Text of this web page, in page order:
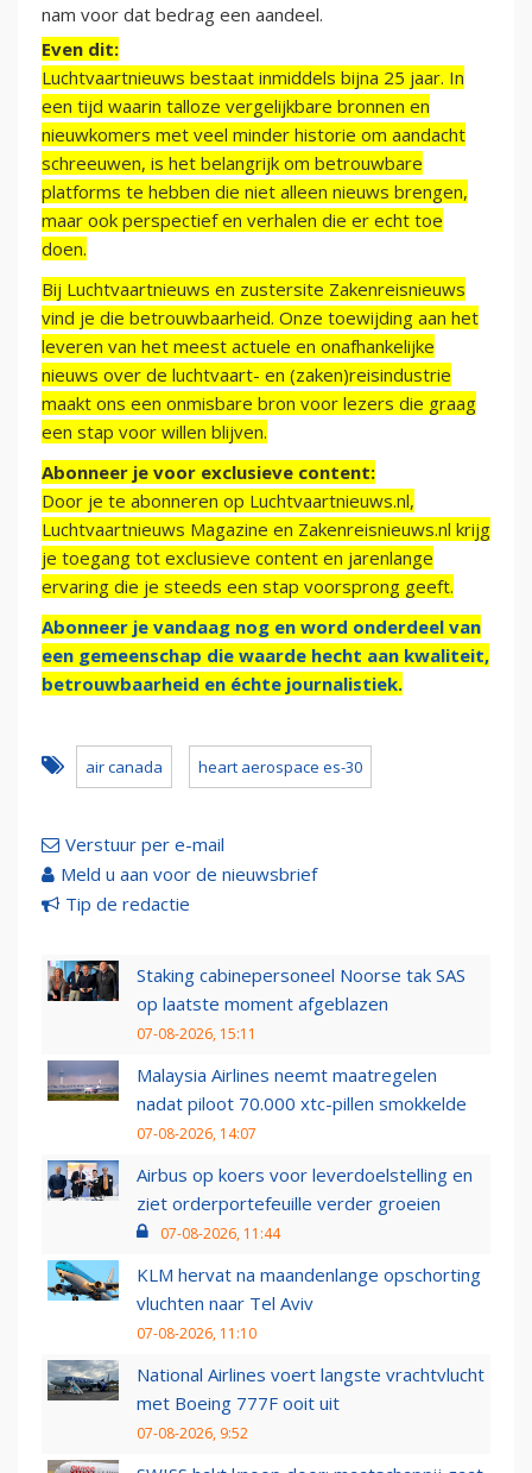
nam voor dat bedrag een aandeel.
Even dit:
Luchtvaartnieuws bestaat inmiddels bijna 25 jaar. In
een tijd waarin talloze vergelijkbare bronnen en
nieuwkomers met veel minder historie om aandacht
schreeuwen, is het belangrijk om betrouwbare
platforms te hebben die niet alleen nieuws brengen,
maar ook perspectief en verhalen die er echt toe
doen.
Bij Luchtvaartnieuws en zustersite Zakenreisnieuws
vind je die betrouwbaarheid. Onze toewijding aan het
leveren van het meest actuele en onafhankelijke
nieuws over de luchtvaart- en (zaken)reisindustrie
maakt ons een onmisbare bron voor lezers die graag
een stap voor willen blijven.
Abonneer je voor exclusieve content:
Door je te abonneren op Luchtvaartnieuws.nl,
Luchtvaartnieuws Magazine en Zakenreisnieuws.nl krijg
je toegang tot exclusieve content en jarenlange
ervaring die je steeds een stap voorsprong geeft.
Abonneer je vandaag nog en word onderdeel van
een gemeenschap die waarde hecht aan kwaliteit,
betrouwbaarheid en échte journalistiek.
air canada heart aerospace es-30
Verstuur per e-mail
Meld u aan voor de nieuwsbrief
Tip de redactie
Staking cabinepersoneel Noorse tak SAS
op laatste moment afgeblazen
07-08-2026, 15:11
Malaysia Airlines neemt maatregelen
nadat piloot 70.000 xtc-pillen smokkelde
07-08-2026, 14:07
Airbus op koers voor leverdoelstelling en
ziet orderportefeuille verder groeien
07-08-2026, 11:44
KLM hervat na maandenlange opschorting
vluchten naar Tel Aviv
07-08-2026, 11:10
National Airlines voert langste vrachtvlucht
met Boeing 777F ooit uit
07-08-2026, 9:52